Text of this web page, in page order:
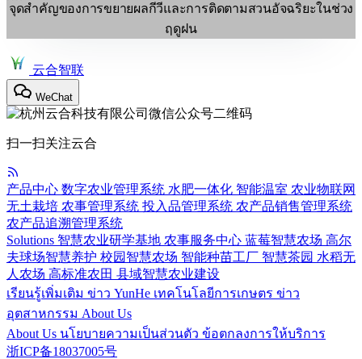
จุดสำคัญของการขยายผลกีวีและการติดตามสวนอัจฉริยะในช่วง
ฤดูฝน
云合智联
WeChat
扫一扫关注云合
产品中心 数字农业管理系统 水肥一体化 智能温室 农业物联网
无土栽培 农事管理系统 投入品管理系统 农产品销售管理系统
农产品追溯管理系统
Solutions 智慧农业研学基地 农事服务中心 蓝莓智慧农场 高尔
夫球场智慧养护 校园智慧农场 智能种苗工厂 智慧茶园 水稻无
人农场 高标准农田 县域智慧农业建设
เรียนรู้เพิ่มเติม ข่าว YunHe เทคโนโลยีการเกษตร ข่าว
อุตสาหกรรม About Us
About Us นโยบายความเป็นส่วนตัว ข้อตกลงการให้บริการ
浙ICP备18037005号